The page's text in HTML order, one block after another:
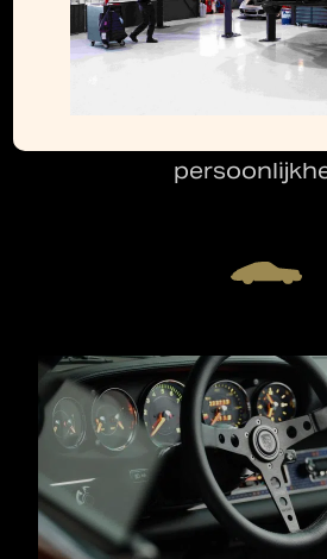
hedendaagse luxe,
niet alleen een
is, maar ook een